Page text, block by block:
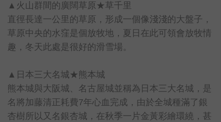
▲火山群間的廣闊草原★草千里
直徑長達一公里的草原，形成一個像淺淺的大盤子，
草原中央的水窪是個放牧地，夏日在此可領會放牧情
趣，冬天此處是很好的滑雪場。
▲日本三大名城★熊本城
熊本城與大阪城、名古屋城並稱為日本三大名城，是
名將加藤清正耗費7年心血完成，由於全城種滿了銀
杏樹所以又名銀杏城，在秋季一片金黃彩繪環繞，甚